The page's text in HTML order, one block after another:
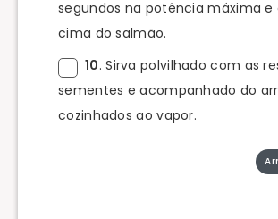
segundos na potência máxima e
cima do salmão.
10. Sirva polvilhado com as
sementes e acompanhado do
cozinhados ao vapor.